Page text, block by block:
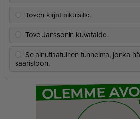
Toven kirjat aikuisille.
Tove Janssonin kuvataide.
Se ainutlaatuinen tunnelma, jonka
saaristoon.